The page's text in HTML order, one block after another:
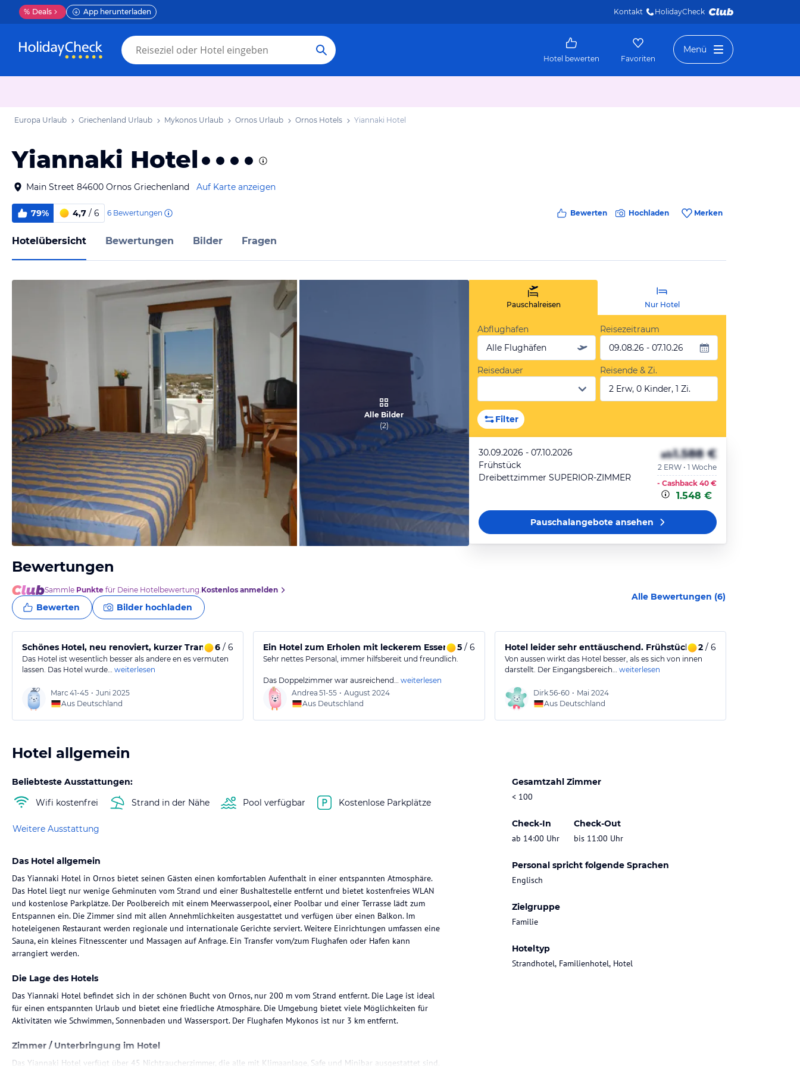
% Deals App herunterladen Kontakt HolidayCheck
Hotel bewerten Favoriten
Menü
Europa Urlaub Griechenland Urlaub Mykonos Urlaub Ornos Urlaub Ornos Hotels Yiannaki Hotel
Yiannaki Hotel
Main Street 84600 Ornos Griechenland Auf Karte anzeigen
79% 4,7 / 6 6 Bewertungen Bewerten Hochladen Merken
Hotelübersicht Bewertungen Bilder Fragen
von Joerg, März 2005
Alle Bilder
(2)
Pauschalreisen Nur Hotel
Abflughafen
Alle Flughäfen
Reisezeitraum
09.08.26 - 07.10.26
Reisedauer
Reisende & Zi.
2 Erw, 0 Kinder, 1 Zi.
Filter
30.09.2026 - 07.10.2026
Frühstück
Dreibettzimmer SUPERIOR-ZIMMER
ab1.588 €
2 ERW • 1 Woche
- Cashback 40 €
1.548 €
Pauschalangeboteansehen
Bewertungen
Sammle Punkte für Deine Hotelbewertung.Kostenlos anmelden
Bewerten Bilder hochladen
Alle Bewertungen (6)
Schönes Hotel, neu renoviert, kurzer Transfer, se
6 / 6
Das Hotel ist wesentlich besser als andere en es vermuten
lassen. Das Hotel wurde… weiterlesen
Marc 41-45 • Juni 2025
Aus Deutschland
Ein Hotel zum Erholen mit leckerem Essen 5/ 6
Sehr nettes Personal, immer hilfsbereit und freundlich.
Das Doppelzimmer war ausreichend… weiterlesen
Andrea 51-55 • August 2024
Aus Deutschland
Hotel leider sehr enttäuschend. Frühstück dürftig.
2/ 6
Von aussen wirkt das Hotel besser, als es sich von innen
darstellt. Der Eingangsbereich… weiterlesen
Dirk56-60 • Mai 2024
Aus Deutschland
Hotel allgemein
Beliebteste Ausstattungen:
Wifi kostenfrei
Strand in der Nähe Pool verfügbar Kostenlose Parkplätze
Weitere Ausstattung
Gesamtzahl Zimmer
< 100
Check-In
ab 14:00 Uhr
Check-Out
bis 11:00 Uhr
Personal spricht folgende Sprachen
Englisch
Zielgruppe
Familie
Hoteltyp
Strandhotel, Familienhotel, Hotel
Das Hotel allgemein
Das Yiannaki Hotel in Ornos bietet seinen Gästen einen komfortablen Aufenthalt in einer entspannten Atmosphäre.
Das Hotel liegt nur wenige Gehminuten vom Strand und einer Bushaltestelle entfernt und bietet kostenfreies WLAN
und kostenlose Parkplätze. Der Poolbereich mit einem Meerwasserpool, einer Poolbar und einer Terrasse lädt zum
Entspannen ein. Die Zimmer sind mit allen Annehmlichkeiten ausgestattet und verfügen über einen Balkon. Im
hoteleigenen Restaurant werden regionale und internationale Gerichte serviert. Weitere Einrichtungen umfassen eine
Sauna, ein kleines Fitnesscenter und Massagen auf Anfrage. Ein Transfer vom/zum Flughafen oder Hafen kann
arrangiert werden.
Die Lage des Hotels
Das Yiannaki Hotel befindet sich in der schönen Bucht von Ornos, nur 200 m vom Strand entfernt. Die Lage ist ideal
für einen entspannten Urlaub und bietet eine friedliche Atmosphäre. Die Umgebung bietet viele Möglichkeiten für
Aktivitäten wie Schwimmen, Sonnenbaden und Wassersport. Der Flughafen Mykonos ist nur 3 km entfernt.
Zimmer / Unterbringung im Hotel
Das Yiannaki Hotel verfügt über 45 Nichtraucherzimmer, die alle mit Klimaanlage, Safe und Minibar ausgestattet sind.